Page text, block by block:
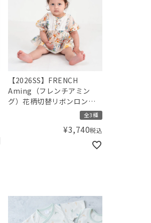
【2026SS】FRENCH
Aming（フレンチアミン
グ）花柄切替リボンロンパ
全3種
¥3,740税込